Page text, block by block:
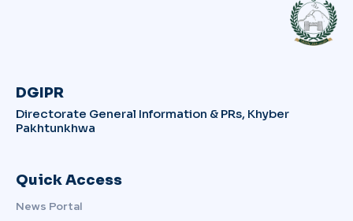
DGIPR
Directorate General Information & PRs, Khyber
Pakhtunkhwa
Quick Access
News Portal